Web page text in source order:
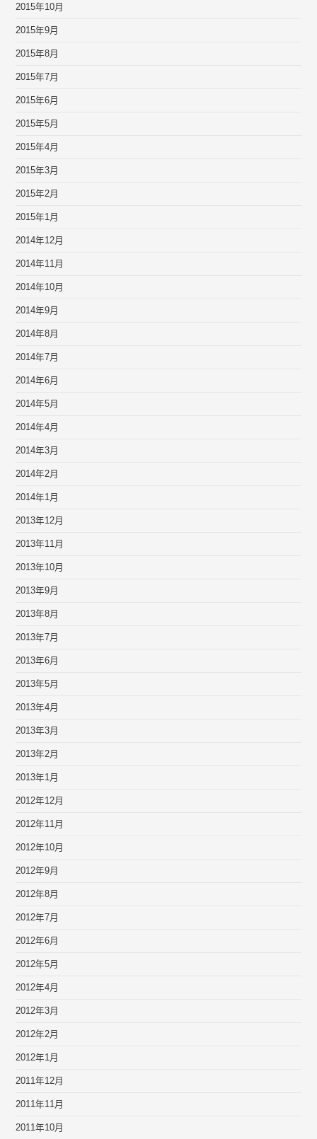
2015年10月
2015年9月
2015年8月
2015年7月
2015年6月
2015年5月
2015年4月
2015年3月
2015年2月
2015年1月
2014年12月
2014年11月
2014年10月
2014年9月
2014年8月
2014年7月
2014年6月
2014年5月
2014年4月
2014年3月
2014年2月
2014年1月
2013年12月
2013年11月
2013年10月
2013年9月
2013年8月
2013年7月
2013年6月
2013年5月
2013年4月
2013年3月
2013年2月
2013年1月
2012年12月
2012年11月
2012年10月
2012年9月
2012年8月
2012年7月
2012年6月
2012年5月
2012年4月
2012年3月
2012年2月
2012年1月
2011年12月
2011年11月
2011年10月